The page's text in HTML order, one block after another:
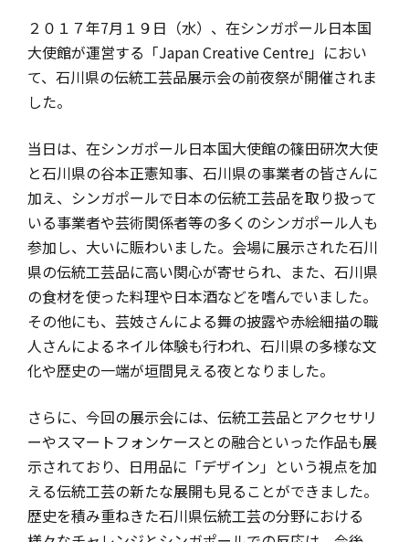
２０１７年7月１９日（水）、在シンガポール日本国
大使館が運営する「Japan Creative Centre」におい
て、石川県の伝統工芸品展示会の前夜祭が開催されま
した。
当日は、在シンガポール日本国大使館の篠田研次大使
と石川県の谷本正憲知事、石川県の事業者の皆さんに
加え、シンガポールで日本の伝統工芸品を取り扱って
いる事業者や芸術関係者等の多くのシンガポール人も
参加し、大いに賑わいました。会場に展示された石川
県の伝統工芸品に高い関心が寄せられ、また、石川県
の食材を使った料理や日本酒などを嗜んでいました。
その他にも、芸妓さんによる舞の披露や赤絵細描の職
人さんによるネイル体験も行われ、石川県の多様な文
化や歴史の一端が垣間見える夜となりました。
さらに、今回の展示会には、伝統工芸品とアクセサリ
ーやスマートフォンケースとの融合といった作品も展
示されており、日用品に「デザイン」という視点を加
える伝統工芸の新たな展開も見ることができました。
歴史を積み重ねきた石川県伝統工芸の分野における